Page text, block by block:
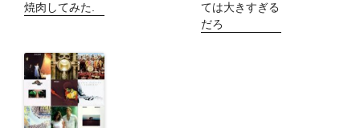
焼肉してみた.
ては大きすぎる
だろ